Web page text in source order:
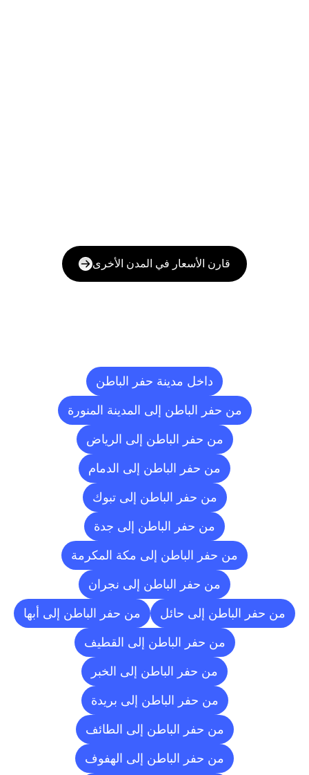
قارن الأسعار في المدن الأخرى
داخل مدينة حفر الباطن
من حفر الباطن إلى المدينة المنورة
من حفر الباطن إلى الرياض
من حفر الباطن إلى الدمام
من حفر الباطن إلى تبوك
من حفر الباطن إلى جدة
من حفر الباطن إلى مكة المكرمة
من حفر الباطن إلى نجران
من حفر الباطن إلى حائل من حفر الباطن إلى أبها
من حفر الباطن إلى القطيف
من حفر الباطن إلى الخبر
من حفر الباطن إلى بريدة
من حفر الباطن إلى الطائف
من حفر الباطن إلى الهفوف